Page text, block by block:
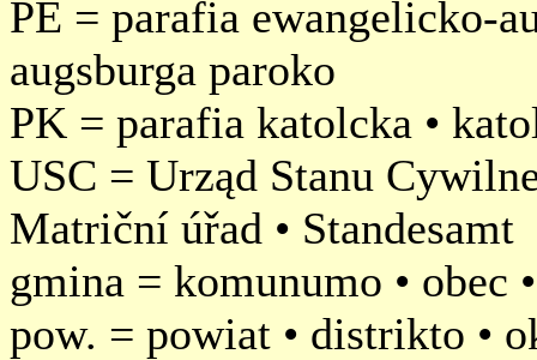
PE = parafia ewangelicko-
augsburga paroko
PK = parafia katolcka •
USC = Urząd Stanu
Matriční úřad • Standesamt
gmina = komunumo • obec
pow. = powiat • distrikto •